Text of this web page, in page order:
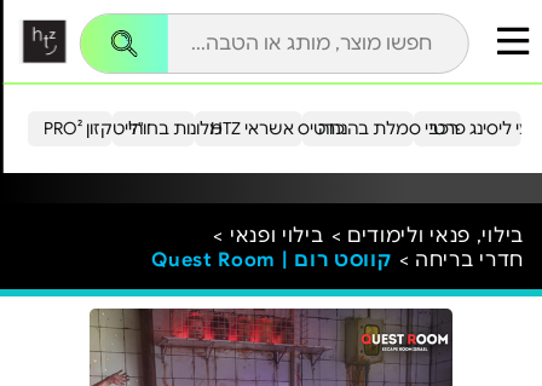
הייטקזון PRO²מלונות בחו"ל כרטיס אשראי HTZ ליסינג פרטירכבי סמלת בהנחה
בילוי, פנאי ולימודים > בילוי ופנאי >
חדרי בריחה > קווסט רום | Quest Room